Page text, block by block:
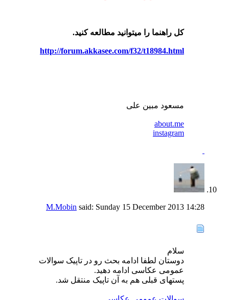
کل راهنما را میتوانید مطالعه کنید.
http://forum.akkasee.com/f32/t18984.html
مسعود مبین علی
about.me
instagram
M.Mobin said: Sunday 15 December 2013 14:28
سلام
دوستان لطفا ادامه بحث رو در تاپیک سوالات
عمومی عکاسی ادامه دهید.
پستهای قبلی هم به آن تاپیک منتقل شد.